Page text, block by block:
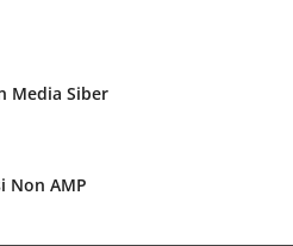
Media Siber
Non AMP